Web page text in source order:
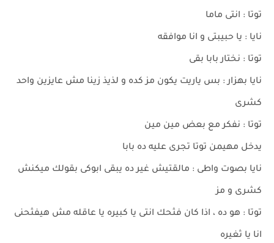
توتا : انتى ماما
نايا : يا حبيبتى و انا موافقه
توتا : نختار بابا بقى
نايا بهزار : بس ياريت يكون مز كده و لذيذ زينا مش عايزين واحد
كشرى
توتا : نفكر مع بعض مين مين
يدخل مهيمن توتا تجرى عليه ده بابا
نايا بصوت واطى : مالقتيش غير ده يبقى ابوكى بقولك ميكنش
كشرى و مز
توتا : هو ده ، اذا كان فثحك انتى يا كبيره يا عاقله مش هيفثحنى
انا يا ثغيره